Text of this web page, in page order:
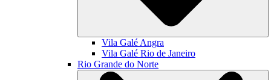
Vila Galé Angra
Vila Galé Rio de Janeiro
Rio Grande do Norte